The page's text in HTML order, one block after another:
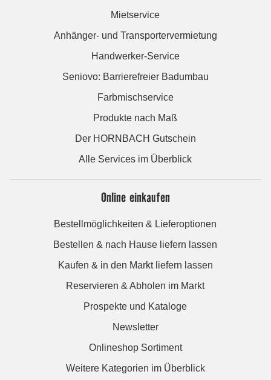
Mietservice
Anhänger- und Transportervermietung
Handwerker-Service
Seniovo: Barrierefreier Badumbau
Farbmischservice
Produkte nach Maß
Der HORNBACH Gutschein
Alle Services im Überblick
Online einkaufen
Bestellmöglichkeiten & Lieferoptionen
Bestellen & nach Hause liefern lassen
Kaufen & in den Markt liefern lassen
Reservieren & Abholen im Markt
Prospekte und Kataloge
Newsletter
Onlineshop Sortiment
Weitere Kategorien im Überblick